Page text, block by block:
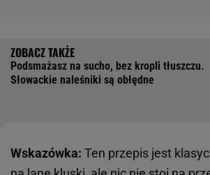
Podsmażasz na sucho, bez kropli tłuszczu.
Słowackie naleśniki są obłędne
Wskazówka: Ten przepis jest